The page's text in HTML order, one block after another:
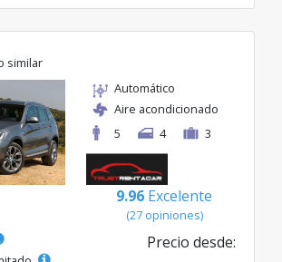
similar
Automático
Aire acondicionado
5
4 3
9.96 Excelente
(27 opiniones)
Precio desde: